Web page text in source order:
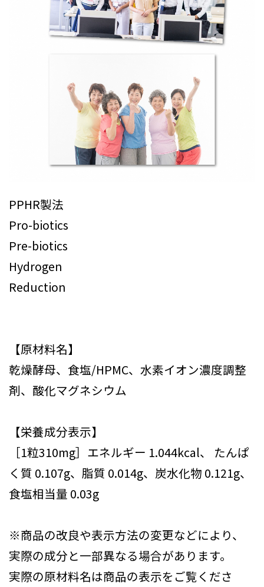
PPHR製法
Pro-biotics
Pre-biotics
Hydrogen
Reduction
【原材料名】
乾燥酵母、食塩/HPMC、水素イオン濃度調整
剤、酸化マグネシウム
【栄養成分表示】
［1粒310mg］エネルギー 1.044kcal、 たんぱ
く質 0.107g、脂質 0.014g、炭水化物 0.121g、
食塩相当量 0.03g
※商品の改良や表示方法の変更などにより、
実際の成分と一部異なる場合があります。
実際の原材料名は商品の表示をご覧くださ